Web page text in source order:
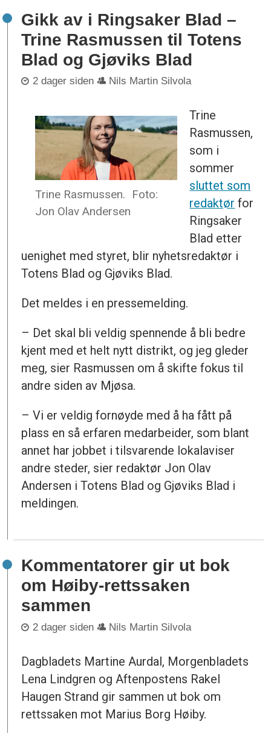
Gikk av i Ringsaker Blad –
Trine Rasmussen til Totens
Blad og Gjøviks Blad
2 dager siden Nils Martin Silvola
Trine Rasmussen.
Foto:
Jon Olav Andersen
Trine
Rasmussen,
som i
sommer
sluttet som
redaktør for
Ringsaker
Blad etter
uenighet med styret, blir nyhetsredaktør i
Totens Blad og Gjøviks Blad.
Det meldes i en pressemelding.
– Det skal bli veldig spennende å bli bedre
kjent med et helt nytt distrikt, og jeg gleder
meg, sier Rasmussen om å skifte fokus til
andre siden av Mjøsa.
– Vi er veldig fornøyde med å ha fått på
plass en så erfaren medarbeider, som blant
annet har jobbet i tilsvarende lokalaviser
andre steder, sier redaktør Jon Olav
Andersen i Totens Blad og Gjøviks Blad i
meldingen.
Kommentatorer gir ut bok
om Høiby-rettssaken
sammen
2 dager siden Nils Martin Silvola
Dagbladets Martine Aurdal, Morgenbladets
Lena Lindgren og Aftenpostens Rakel
Haugen Strand gir sammen ut bok om
rettssaken mot Marius Borg Høiby.